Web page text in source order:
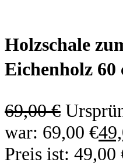
Holzschale
Eichenholz 60
69,00€
war: 69,00 €
Preis ist: 49,00